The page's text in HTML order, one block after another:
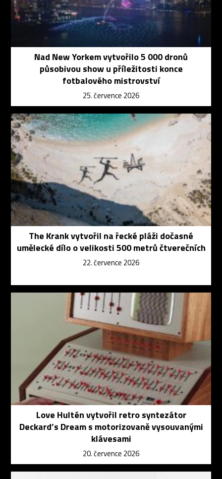
Nad New Yorkem vytvořilo 5 000 dronů
působivou show u příležitosti konce
fotbalového mistrovství
25. července 2026
The Krank vytvořil na řecké pláži dočasné
umělecké dílo o velikosti 500 metrů čtverečních
22. července 2026
Love Hultén vytvořil retro syntezátor
Deckard’s Dream s motorizovaně vysouvanými
klávesami
20. července 2026